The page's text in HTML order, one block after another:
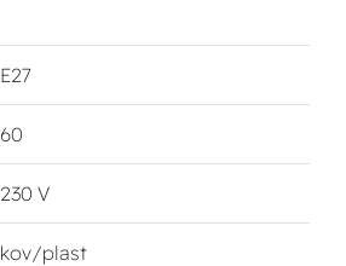
E27
60
230 V
kov/plast